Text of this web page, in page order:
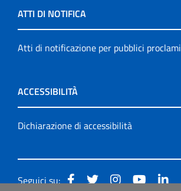
ATTI DI NOTIFICA
Atti di notificazione per pubblici proclami
ACCESSIBILITÀ
Dichiarazione di accessibilità
Seguici su: